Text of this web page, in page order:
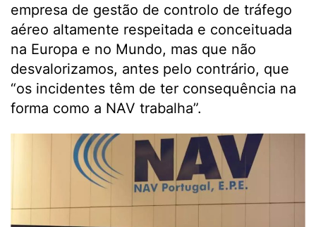
empresa de gestão de controlo de tráfego
aéreo altamente respeitada e conceituada
na Europa e no Mundo, mas que não
desvalorizamos, antes pelo contrário, que
“os incidentes têm de ter consequência na
forma como a NAV trabalha”.